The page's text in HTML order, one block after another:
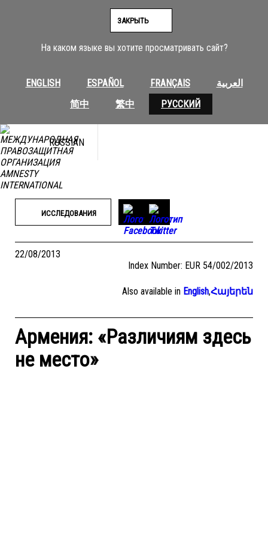
На каком языке вы хотите просматривать сайт?
ENGLISH ESPAÑOL FRANÇAIS
العربية
简中
繁中 РУССКИЙ
ЗАКРЫТЬ
RUSSIAN
ИССЛЕДОВАНИЯ
22/08/2013
Index Number: EUR 54/002/2013
Also available in English,Հայերեն
Армения: «Различиям здесь
не место»